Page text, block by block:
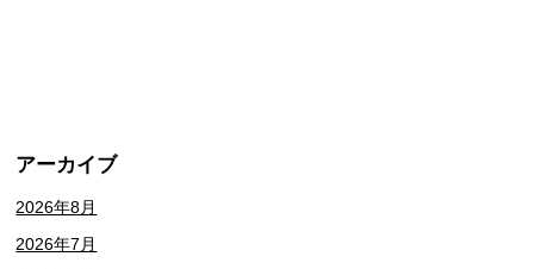
アーカイブ
2026年8月
2026年7月